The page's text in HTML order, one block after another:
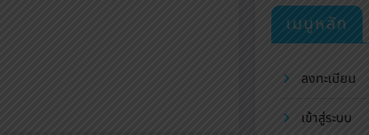
เมนูหลัก
ลงทะเบียน
เข้าสู่ระบบ